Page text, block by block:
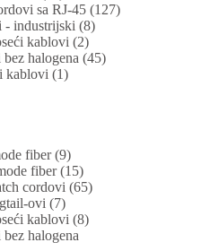
sa RJ-45 (127)
- industrijski (8)
kablovi (2)
halogena (45)
kablovi (1)
fiber (9)
fiber (15)
cordovi (65)
ovi (7)
kablovi (8)
halogena